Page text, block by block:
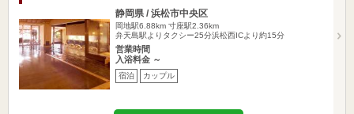
静岡県 / 浜松市中央区
岡地駅6.88km 寸座駅2.36km
弁天島駅よりタクシー25分浜松西ICより約15分
営業時間
入浴料金 ～
宿泊 カップル